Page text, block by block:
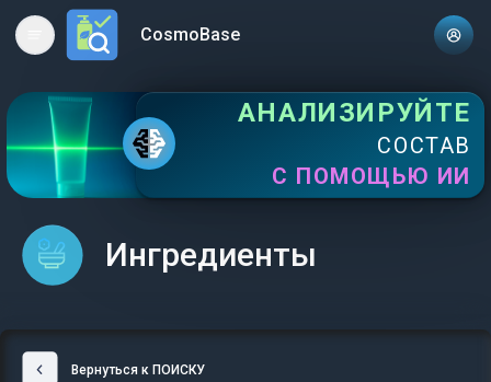
Open main menuCosmoBase
АНАЛИЗИРУЙТЕ
СОСТАВ
С ПОМОЩЬЮ ИИ
Ингредиенты
Вернуться к ПОИСКУ